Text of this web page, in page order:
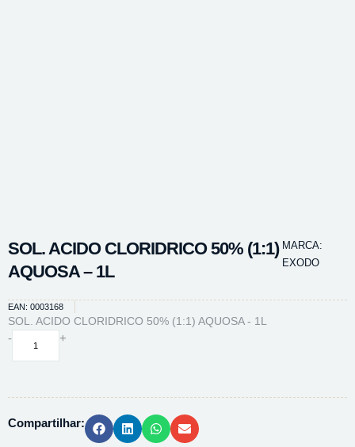
SOL. ACIDO CLORIDRICO 50% (1:1)
AQUOSA – 1L
MARCA:
EXODO
EAN: 0003168
SOL. ACIDO CLORIDRICO 50% (1:1) AQUOSA - 1L
-
SOL.
AQUOSA
+
Compartilhar: